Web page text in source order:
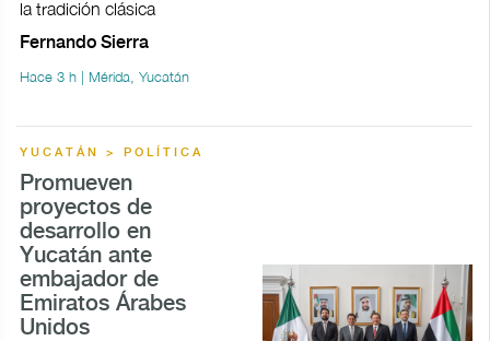
la tradición clásica
Fernando Sierra
Hace 3 h | Mérida, Yucatán
YUCATÁN > POLÍTICA
Promueven
proyectos de
desarrollo en
Yucatán ante
embajador de
Emiratos Árabes
Unidos